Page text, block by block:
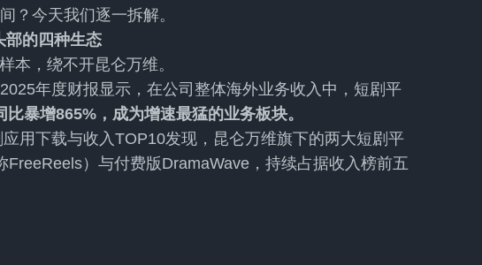
？今天我们逐一拆解。
部的四种生态
本，绕不开昆仑万维。
年度财报显示，在公司整体海外业务收入中，短剧平
比暴增865%，成为增速最猛的业务板块。
用下载与收入TOP10发现，昆仑万维旗下的两大短剧平
）与付费版DramaWave，持续占据收入榜前五